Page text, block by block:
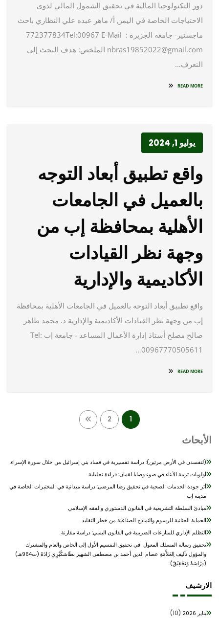
دور التكنولوجيا المالية في تحقيق الشمول المالي لذوي
الاحتياجات الخاصة في اليمن أ/ ماهر عبده علي النظاري باحث
ماجستير- جامعة الجزيرة 772377834Tel:00967 E-Mail :
nbras19852022@gmail.com الملخص: هدف البحث إلى
التعرف…
READ MORE
يوليو 1, 2024
واقع تطبيق أبعاد التوجه
بالعميل في الجامعات
الأهلية بمحافظة إب من
وجهة نظر القيادات
الأكاديمية والإدارية
واقع تطبيق أبعاد التوجه بالعميل في الجامعات الأهلية بمحافظة
إب من وجهة نظر القيادات الأكاديمية والإدارية د. محمد طاهر
صالح مصلح أستاذ إدارة الأعمال المساعد - جامعة إب Tel:
00967770505611…
READ MORE
Posts
pagination
2
(لتفسدن في الأرض مرتين): دراسة تفسيرية في فساد بني إسرائيل من خلال سورة الإسراء.
أولويات تربية الأبناء في ضوء وصايا لقمان: قراءة تحليلية.
أثر جودة الخدمات الصحية في تحقيق رضا المرضى: دراسة ميدانية في المختبرات الخاصة في
مدينة إب
مبادئ السلطة التشريعية في القانون الدستوري والفقه الإسلامي
الحماية الجنائية للرسوم والنماذج الصناعية من خطر التقليد
التظلم الإداري للمنازعات الضريبية في القانون اليمني: دراسة مقارنة
تحقيق رسالة المسلك المعول في تحقيق التقسيم الأول إلى الخاص والعام والمشترك
والمؤول تأليف اِلعَلاَّمَةِ عصام الدين أحمد بن مصطفى الشهير بطَاشكُبْرِي زَادَهْ (ت964هـ)
(دِرَاسَةٌ وَتَحْقِيْقٌ)
يناير 2026 (10)